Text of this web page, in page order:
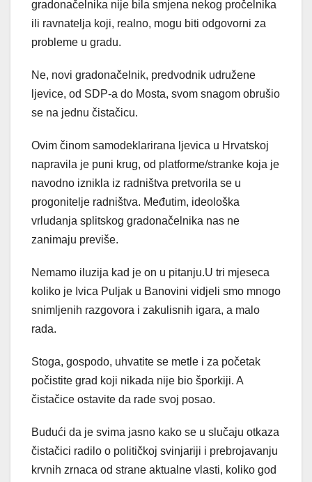
gradonačelnika nije bila smjena nekog pročelnika
ili ravnatelja koji, realno, mogu biti odgovorni za
probleme u gradu.
Ne, novi gradonačelnik, predvodnik udružene
ljevice, od SDP-a do Mosta, svom snagom obrušio
se na jednu čistačicu.
Ovim činom samodeklarirana ljevica u Hrvatskoj
napravila je puni krug, od platforme/stranke koja je
navodno iznikla iz radništva pretvorila se u
progonitelje radništva. Međutim, ideološka
vrludanja splitskog gradonačelnika nas ne
zanimaju previše.
Nemamo iluzija kad je on u pitanju.U tri mjeseca
koliko je Ivica Puljak u Banovini vidjeli smo mnogo
snimljenih razgovora i zakulisnih igara, a malo
rada.
Stoga, gospodo, uhvatite se metle i za početak
počistite grad koji nikada nije bio šporkiji. A
čistačice ostavite da rade svoj posao.
Budući da je svima jasno kako se u slučaju otkaza
čistačici radilo o političkoj svinjariji i prebrojavanju
krvnih zrnaca od strane aktualne vlasti, koliko god